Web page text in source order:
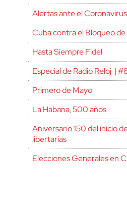
Alertas ante el Coronavirus
Cuba contra el Bloqueo de
Hasta Siempre Fidel
Especial de Radio Reloj |
Primero de Mayo
La Habana, 500 años
Aniversario 150 del inicio
libertarias
Elecciones Generales en